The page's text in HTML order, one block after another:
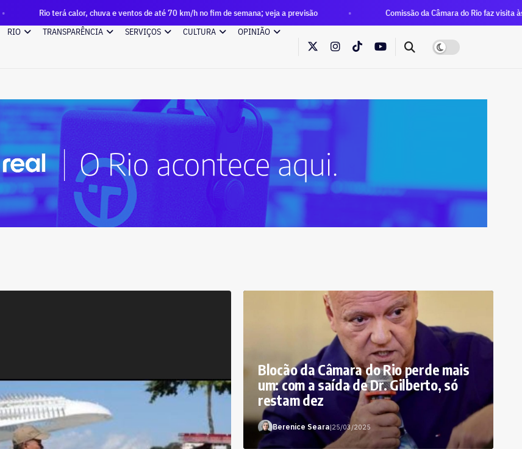
Rio terá calor, chuva e ventos de até 70 km/h no fim de semana; veja a previsão
Comissão da Câmara do Rio faz visita às mais
RIO TRANSPARÊNCIA SERVIÇOS CULTURA OPINIÃO
Blocão da Câmara do Rio perde mais
um: com a saída de Dr. Gilberto, só
restam dez
Berenice Seara|25/03/2025